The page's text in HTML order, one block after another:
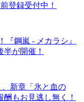
登録受付中！
『鋼嵐 - メカラシ』
が開催！
、新章「氷と血の
もお見逃し無く！